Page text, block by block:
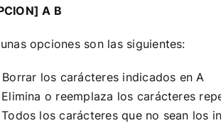
A B
opciones son las siguientes:
Borrar los carácteres indicados en A
Elimina o reemplaza los carácteres
Todos los carácteres que no sean los